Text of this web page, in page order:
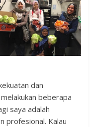
dan
beberapa
saya adalah
profesional. Kalau